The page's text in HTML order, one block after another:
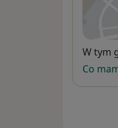
W tym
Co